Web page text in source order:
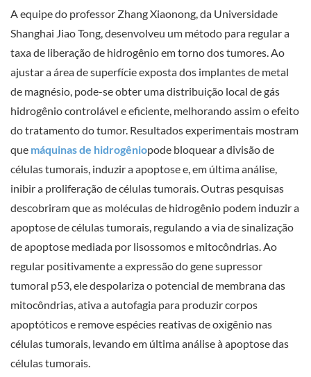
A equipe do professor Zhang Xiaonong, da Universidade
Shanghai Jiao Tong, desenvolveu um método para regular a
taxa de liberação de hidrogênio em torno dos tumores. Ao
ajustar a área de superfície exposta dos implantes de metal
de magnésio, pode-se obter uma distribuição local de gás
hidrogênio controlável e eficiente, melhorando assim o efeito
do tratamento do tumor. Resultados experimentais mostram
que máquinas de hidrogêniopode bloquear a divisão de
células tumorais, induzir a apoptose e, em última análise,
inibir a proliferação de células tumorais. Outras pesquisas
descobriram que as moléculas de hidrogênio podem induzir a
apoptose de células tumorais, regulando a via de sinalização
de apoptose mediada por lisossomos e mitocôndrias. Ao
regular positivamente a expressão do gene supressor
tumoral p53, ele despolariza o potencial de membrana das
mitocôndrias, ativa a autofagia para produzir corpos
apoptóticos e remove espécies reativas de oxigênio nas
células tumorais, levando em última análise à apoptose das
células tumorais.